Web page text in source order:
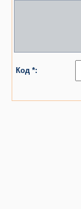
Код *: